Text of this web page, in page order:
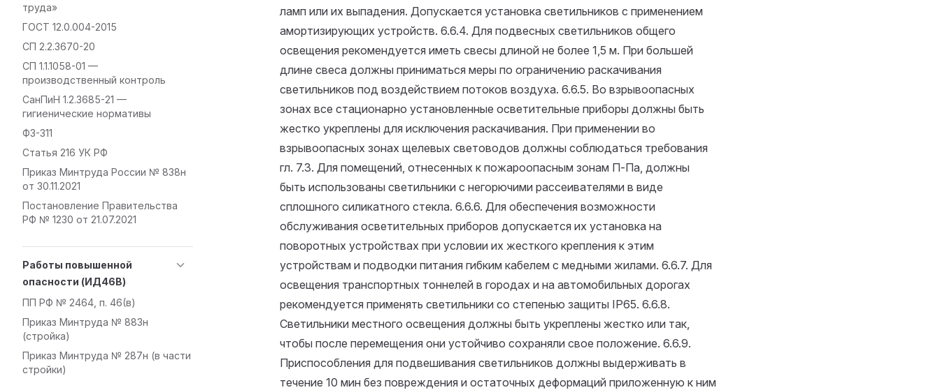
труда»
ГОСТ 12.0.004-2015
СП 2.2.3670-20
СП 1.1.1058-01 —
производственный контроль
СанПиН 1.2.3685-21 —
гигиенические нормативы
ФЗ-311
Статья 216 УК РФ
Приказ Минтруда России № 838н
от 30.11.2021
Постановление Правительства
РФ № 1230 от 21.07.2021
Работы повышенной
опасности (ИД46В)
ПП РФ № 2464, п. 46(в)
Приказ Минтруда № 883н
(стройка)
Приказ Минтруда № 287н (в части
стройки)
ламп или их выпадения. Допускается установка светильников с применением
амортизирующих устройств. 6.6.4. Для подвесных светильников общего
освещения рекомендуется иметь свесы длиной не более 1,5 м. При большей
длине свеса должны приниматься меры по ограничению раскачивания
светильников под воздействием потоков воздуха. 6.6.5. Во взрывоопасных
зонах все стационарно установленные осветительные приборы должны быть
жестко укреплены для исключения раскачивания. При применении во
взрывоопасных зонах щелевых световодов должны соблюдаться требования
гл. 7.3. Для помещений, отнесенных к пожароопасным зонам П-Па, должны
быть использованы светильники с негорючими рассеивателями в виде
сплошного силикатного стекла. 6.6.6. Для обеспечения возможности
обслуживания осветительных приборов допускается их установка на
поворотных устройствах при условии их жесткого крепления к этим
устройствам и подводки питания гибким кабелем с медными жилами. 6.6.7. Для
освещения транспортных тоннелей в городах и на автомобильных дорогах
рекомендуется применять светильники со степенью защиты IP65. 6.6.8.
Светильники местного освещения должны быть укреплены жестко или так,
чтобы после перемещения они устойчиво сохраняли свое положение. 6.6.9.
Приспособления для подвешивания светильников должны выдерживать в
течение 10 мин без повреждения и остаточных деформаций приложенную к ним